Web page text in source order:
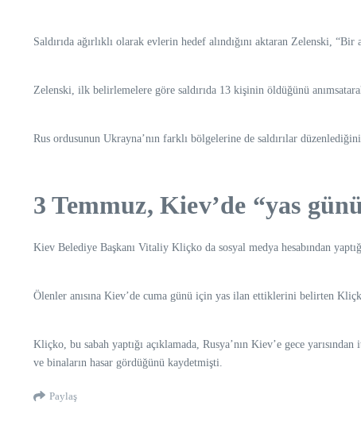
Saldırıda ağırlıklı olarak evlerin hedef alındığını aktaran Zelenski,
Zelenski, ilk belirlemelere göre saldırıda 13 kişinin öldüğünü
Rus ordusunun Ukrayna’nın farklı bölgelerine de saldırılar
3 Temmuz, Kiev’de “yas
Kiev Belediye Başkanı Vitaliy Kliçko da sosyal medya hesabından
Ölenler anısına Kiev’de cuma günü için yas ilan ettiklerini belirten
Kliçko, bu sabah yaptığı açıklamada, Rusya’nın Kiev’e gece
ve binaların hasar gördüğünü kaydetmişti.
Paylaş